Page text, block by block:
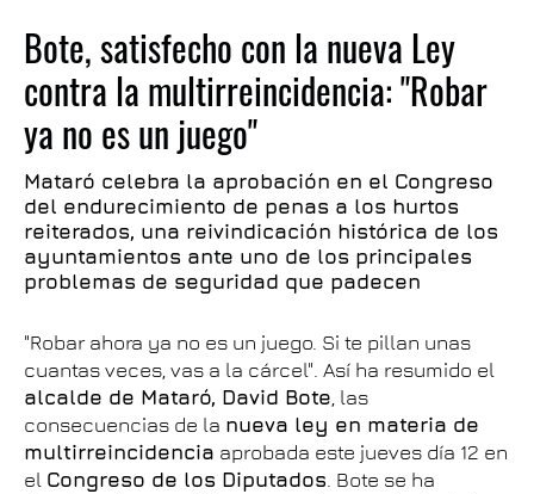
Bote, satisfecho con la nueva Ley
contra la multirreincidencia: "Robar
ya no es un juego"
Mataró celebra la aprobación en el Congreso
del endurecimiento de penas a los hurtos
reiterados, una reivindicación histórica de los
ayuntamientos ante uno de los principales
problemas de seguridad que padecen
"Robar ahora ya no es un juego. Si te pillan unas
cuantas veces, vas a la cárcel". Así ha resumido el
alcalde de Mataró, David Bote, las
consecuencias de la nueva ley en materia de
multirreincidencia aprobada este jueves día 12 en
el Congreso de los Diputados. Bote se ha